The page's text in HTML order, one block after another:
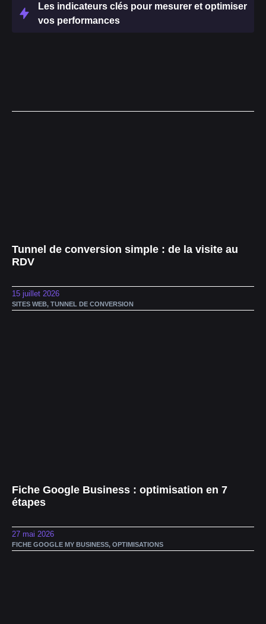
Les indicateurs clés pour mesurer et optimiser
vos performances
Tunnel de conversion simple : de la visite au
RDV
15 juillet 2026
SITES WEB, TUNNEL DE CONVERSION
Fiche Google Business : optimisation en 7
étapes
27 mai 2026
FICHE GOOGLE MY BUSINESS, OPTIMISATIONS